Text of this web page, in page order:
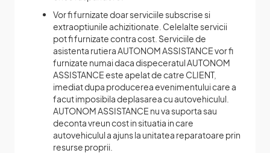
Vor fi furnizate doar serviciile subscrise si
extraoptiunile achizitionate. Celelalte servicii
pot fi furnizate contra cost. Serviciile de
asistenta rutiera AUTONOM ASSISTANCE vor fi
furnizate numai daca dispeceratul AUTONOM
ASSISTANCE este apelat de catre CLIENT,
imediat dupa producerea evenimentului care a
facut imposibila deplasarea cu autovehiculul.
AUTONOM ASSISTANCE nu va suporta sau
deconta vreun cost in situatia in care
autovehiculul a ajuns la unitatea reparatoare prin
resurse proprii.